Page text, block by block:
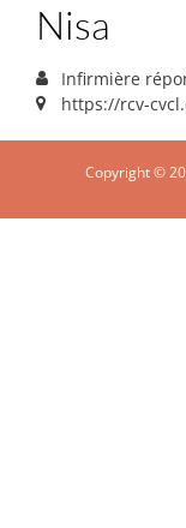
Nisa
Infirmière
https://rcv-
Copyright ©